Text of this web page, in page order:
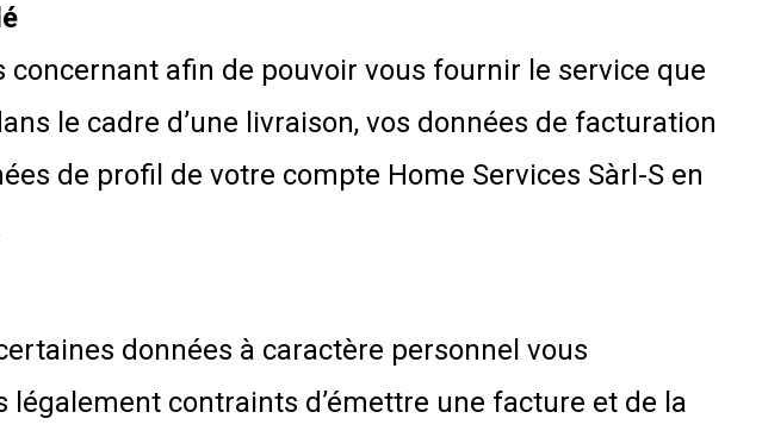
afin de pouvoir vous fournir le service que
le cadre d’une livraison, vos données de facturation
de profil de votre compte Home Services Sàrl-S en
données à caractère personnel vous
contraints d’émettre une facture et de la